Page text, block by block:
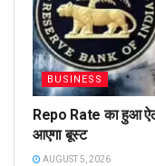
BUSINESS
Repo Rate का हुआ
आएगा बूस्ट
AUGUST 5, 2026